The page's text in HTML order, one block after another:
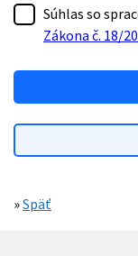
Súhlas so
Zákona č. 18/
»Späť